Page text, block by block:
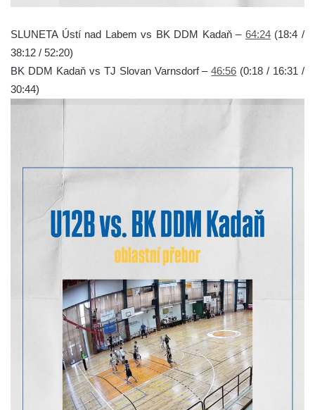
SLUNETA Ústí nad Labem vs BK DDM Kadaň – 64:24(18:4 /
38:12 / 52:20)
BK DDM Kadaň vs TJ Slovan Varnsdorf –46:56 (0:18 / 16:31 /
30:44)